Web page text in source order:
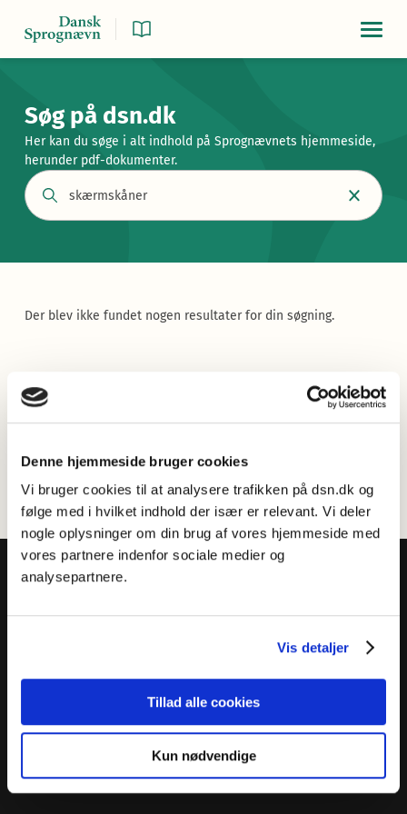
Denne hjemmeside bruger cookies
Vi bruger cookies til at analysere trafikken på dsn.dk og
følge med i hvilket indhold der især er relevant. Vi deler
nogle oplysninger om din brug af vores hjemmeside med
vores partnere indenfor sociale medier og
analysepartnere.
Vis detaljer
Tillad alle cookies
Kun nødvendige
Søg på dsn.dk
Her kan du søge i alt indhold på Sprognævnets hjemmeside,
herunder pdf-dokumenter.
Der blev ikke fundet nogen resultater for din søgning.
Sproglige spørgsmål:33 74 74 74
33 74 74 00·adm@dsn.dk
Se ogsåAfdeling for Dansk Tegnsprog